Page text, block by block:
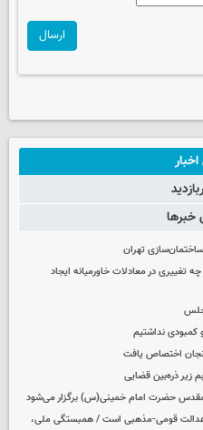
ارسال
خبرها
ساختمان‌سازی تهران
در معادلات خاورمیانه ایجاد
کمبودی نداشتیم
زیر ذره‌بین قضایی
مقدس حضرت امام خمینی(س) برگزار می‌شود
عدالت قومی-مذهبی است / همبستگی ملی،